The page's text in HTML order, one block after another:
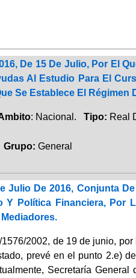
De 15 De Julio, Por El
Al Estudio Para El
Se Establece El
: Nacional. Tipo: Real
General
Julio De 2016, Conjunta
Y Política Financiera, Por
1576/2002, de 19 de junio,
prevé en el punto 2.e)
Secretaría